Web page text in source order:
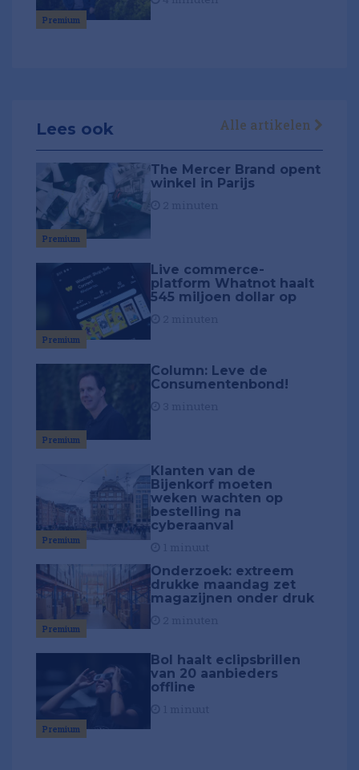
Premium
Lees ook Alle artikelen
Premium
The Mercer Brand opent
winkel in Parijs
Premium
Live commerce-
platform Whatnot haalt
545 miljoen dollar op
Premium
Column: Leve de
Consumentenbond!
Premium
Klanten van de
Bijenkorf moeten
weken wachten op
bestelling na
cyberaanval
Premium
Onderzoek: extreem
drukke maandag zet
magazijnen onder druk
Premium
Bol haalt eclipsbrillen
van 20 aanbieders
offline